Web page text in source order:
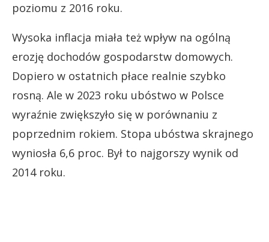
poziomu z 2016 roku.
Wysoka inflacja miała też wpływ na ogólną
erozję dochodów gospodarstw domowych.
Dopiero w ostatnich płace realnie szybko
rosną. Ale w 2023 roku ubóstwo w Polsce
wyraźnie zwiększyło się w porównaniu z
poprzednim rokiem. Stopa ubóstwa skrajnego
wyniosła 6,6 proc. Był to najgorszy wynik od
2014 roku.